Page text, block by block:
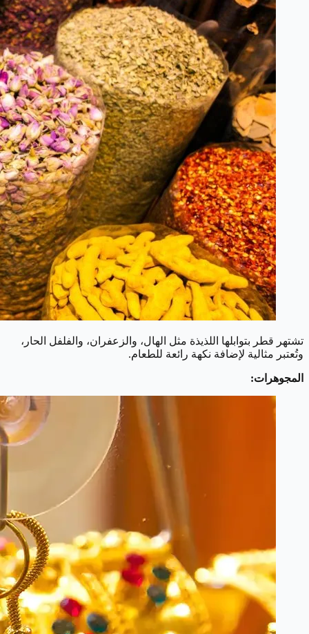
تشتهر قطر بتوابلها اللذيذة مثل الهال، والزعفران، والفلفل الحار،
وتُعتبر مثالية لإضافة نكهة رائعة للطعام.
المجوهرات: